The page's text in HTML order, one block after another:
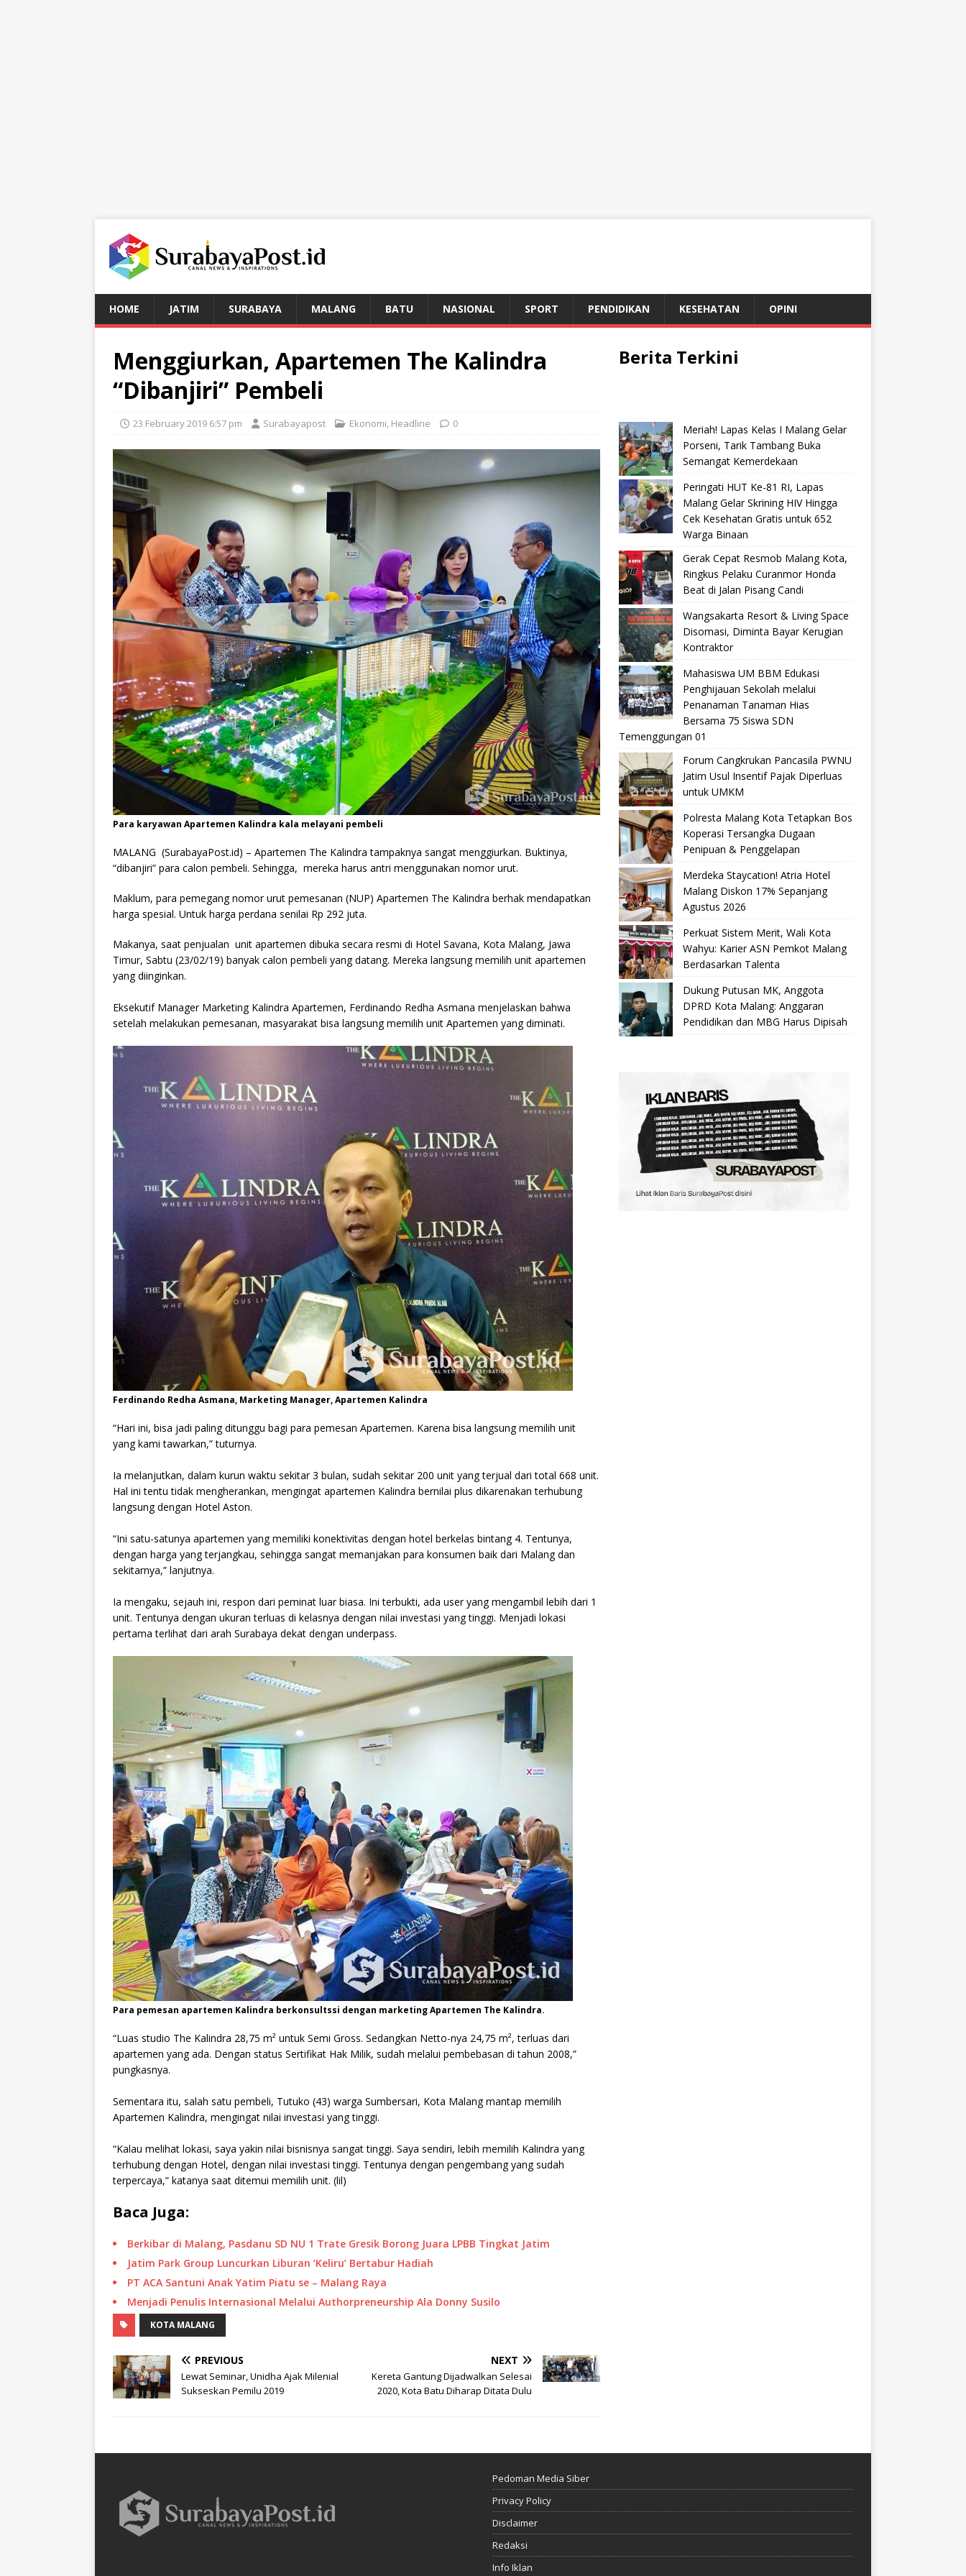
HOME JATIM SURABAYA MALANG BATU NASIONAL SPORT PENDIDIKAN KESEHATAN OPINI
Menggiurkan, Apartemen The Kalindra
“Dibanjiri” Pembeli
23 February 2019 6:57 pm Surabayapost Ekonomi, Headline 0
Para karyawan Apartemen Kalindra kala melayani pembeli
MALANG (SurabayaPost.id) – Apartemen The Kalindra tampaknya sangat menggiurkan. Buktinya,
“dibanjiri” para calon pembeli. Sehingga, mereka harus antri menggunakan nomor urut.
Maklum, para pemegang nomor urut pemesanan (NUP) Apartemen The Kalindra berhak mendapatkan
harga spesial. Untuk harga perdana senilai Rp 292 juta.
Makanya, saat penjualan unit apartemen dibuka secara resmi di Hotel Savana, Kota Malang, Jawa
Timur, Sabtu (23/02/19) banyak calon pembeli yang datang. Mereka langsung memilih unit apartemen
yang diinginkan.
Eksekutif Manager Marketing Kalindra Apartemen, Ferdinando Redha Asmana menjelaskan bahwa
setelah melakukan pemesanan, masyarakat bisa langsung memilih unit Apartemen yang diminati.
Ferdinando Redha Asmana, Marketing Manager, Apartemen Kalindra
“Hari ini, bisa jadi paling ditunggu bagi para pemesan Apartemen. Karena bisa langsung memilih unit
yang kami tawarkan,” tuturnya.
Ia melanjutkan, dalam kurun waktu sekitar 3 bulan, sudah sekitar 200 unit yang terjual dari total 668 unit.
Hal ini tentu tidak mengherankan, mengingat apartemen Kalindra bernilai plus dikarenakan terhubung
langsung dengan Hotel Aston.
“Ini satu-satunya apartemen yang memiliki konektivitas dengan hotel berkelas bintang 4. Tentunya,
dengan harga yang terjangkau, sehingga sangat memanjakan para konsumen baik dari Malang dan
sekitarnya,” lanjutnya.
Ia mengaku, sejauh ini, respon dari peminat luar biasa. Ini terbukti, ada user yang mengambil lebih dari 1
unit. Tentunya dengan ukuran terluas di kelasnya dengan nilai investasi yang tinggi. Menjadi lokasi
pertama terlihat dari arah Surabaya dekat dengan underpass.
Para pemesan apartemen Kalindra berkonsultssi dengan marketing Apartemen The Kalindra.
“Luas studio The Kalindra 28,75 m² untuk Semi Gross. Sedangkan Netto-nya 24,75 m², terluas dari
apartemen yang ada. Dengan status Sertifikat Hak Milik, sudah melalui pembebasan di tahun 2008,”
pungkasnya.
Sementara itu, salah satu pembeli, Tutuko (43) warga Sumbersari, Kota Malang mantap memilih
Apartemen Kalindra, mengingat nilai investasi yang tinggi.
“Kalau melihat lokasi, saya yakin nilai bisnisnya sangat tinggi. Saya sendiri, lebih memilih Kalindra yang
terhubung dengan Hotel, dengan nilai investasi tinggi. Tentunya dengan pengembang yang sudah
terpercaya,” katanya saat ditemui memilih unit. (lil)
Baca Juga:
Berkibar di Malang, Pasdanu SD NU 1 Trate Gresik Borong Juara LPBB Tingkat Jatim
Jatim Park Group Luncurkan Liburan ‘Keliru’ Bertabur Hadiah
PT ACA Santuni Anak Yatim Piatu se – Malang Raya
Menjadi Penulis Internasional Melalui Authorpreneurship Ala Donny Susilo
KOTA MALANG
PREVIOUS
Lewat Seminar, Unidha Ajak Milenial
Sukseskan Pemilu 2019
NEXT
Kereta Gantung Dijadwalkan Selesai
2020, Kota Batu Diharap Ditata Dulu
Berita Terkini
Meriah! Lapas Kelas I Malang Gelar
Porseni, Tarik Tambang Buka
Semangat Kemerdekaan
Peringati HUT Ke-81 RI, Lapas
Malang Gelar Skrining HIV Hingga
Cek Kesehatan Gratis untuk 652
Warga Binaan
Gerak Cepat Resmob Malang Kota,
Ringkus Pelaku Curanmor Honda
Beat di Jalan Pisang Candi
Wangsakarta Resort & Living Space
Disomasi, Diminta Bayar Kerugian
Kontraktor
Mahasiswa UM BBM Edukasi
Penghijauan Sekolah melalui
Penanaman Tanaman Hias
Bersama 75 Siswa SDN
Temenggungan 01
Forum Cangkrukan Pancasila PWNU
Jatim Usul Insentif Pajak Diperluas
untuk UMKM
Polresta Malang Kota Tetapkan Bos
Koperasi Tersangka Dugaan
Penipuan & Penggelapan
Merdeka Staycation! Atria Hotel
Malang Diskon 17% Sepanjang
Agustus 2026
Perkuat Sistem Merit, Wali Kota
Wahyu: Karier ASN Pemkot Malang
Berdasarkan Talenta
Dukung Putusan MK, Anggota
DPRD Kota Malang: Anggaran
Pendidikan dan MBG Harus Dipisah
Pedoman Media Siber
Privacy Policy
Disclaimer
Redaksi
Info Iklan